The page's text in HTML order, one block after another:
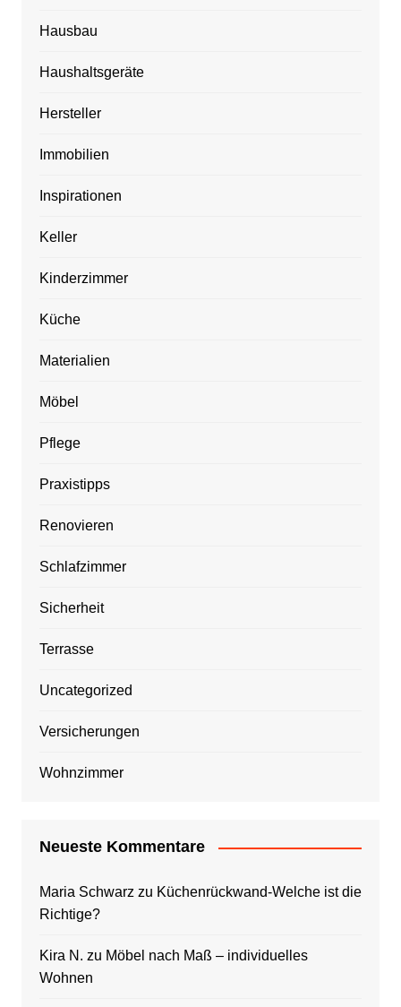
Hausbau
Haushaltsgeräte
Hersteller
Immobilien
Inspirationen
Keller
Kinderzimmer
Küche
Materialien
Möbel
Pflege
Praxistipps
Renovieren
Schlafzimmer
Sicherheit
Terrasse
Uncategorized
Versicherungen
Wohnzimmer
Neueste Kommentare
Maria Schwarzzu Küchenrückwand-Welche ist die
Richtige?
Kira N. zu Möbel nach Maß – individuelles
Wohnen